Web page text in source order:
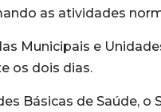
as atividades
Municipais e
os dois dias.
Básicas de Saúde,